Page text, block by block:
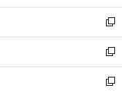
開
く
ウ
で
開
く
ン
ド
ウ
で
開
く
ウ
ィ
ン
ド
ウ
で
新
し
い
ウ
ィ
新
し
い
新